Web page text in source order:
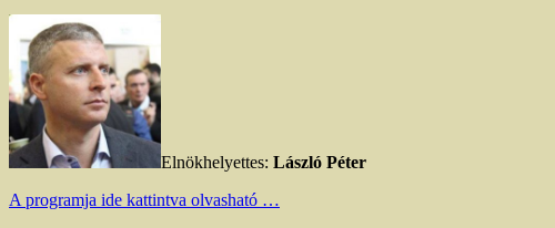
Elnökhelyettes: László Péter
A programja ide kattintva olvasható …